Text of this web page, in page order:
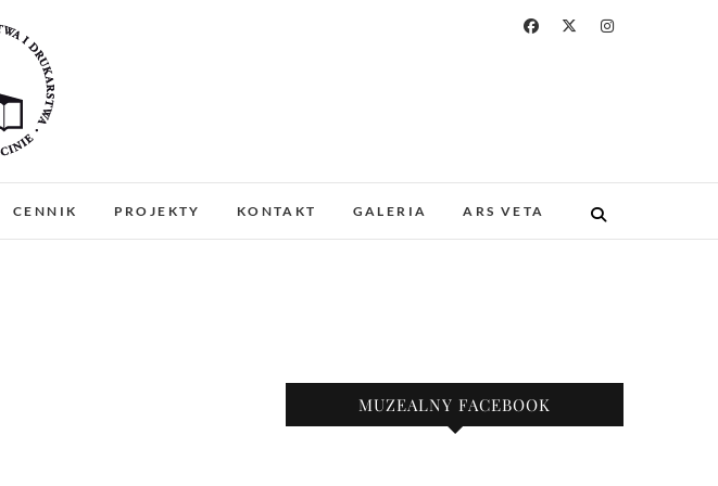
i Drukarstwa w
Grębocinie
WARSZTATY I POKAZY.
CENNIK PROJEKTY KONTAKT GALERIA ARS VETA
MUZEALNY FACEBOOK